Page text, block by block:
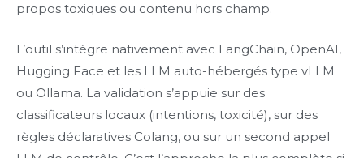
propos toxiques ou contenu hors champ.
L’outil s’intègre nativement avec LangChain, OpenAI,
Hugging Face et les LLM auto-hébergés type vLLM
ou Ollama. La validation s’appuie sur des
classificateurs locaux (intentions, toxicité), sur des
règles déclaratives Colang, ou sur un second appel